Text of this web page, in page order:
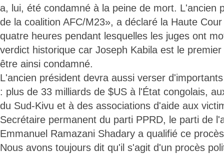
a, lui, été condamné à la peine de mort. L'ancien
de la coalition AFC/M23», a déclaré la Haute
quatre heures pendant lesquelles les juges ont
verdict historique car Joseph Kabila est le
être ainsi condamné.
L'ancien président devra aussi verser
: plus de 33 milliards de $US à l'État congolais,
du Sud-Kivu et à des associations d'aide aux
Secrétaire permanent du parti PPRD, le parti de
Emmanuel Ramazani Shadary a qualifié ce
Nous avons toujours dit qu'il s'agit d'un procès